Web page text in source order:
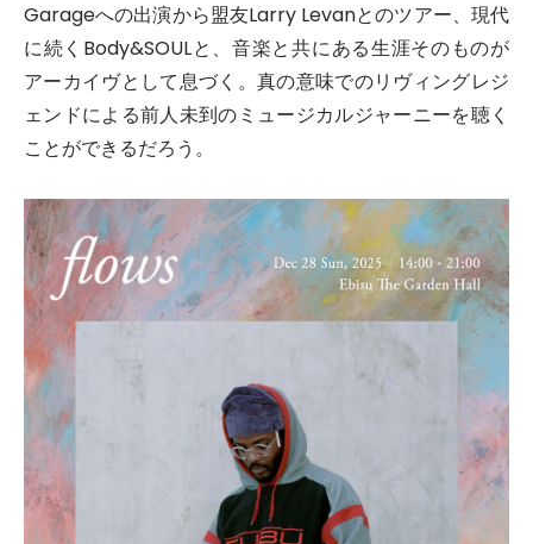
Garageへの出演から盟友Larry Levanとのツアー、現代
に続くBody&SOULと、音楽と共にある生涯そのものが
アーカイヴとして息づく。真の意味でのリヴィングレジ
ェンドによる前人未到のミュージカルジャーニーを聴く
ことができるだろう。